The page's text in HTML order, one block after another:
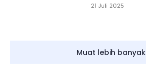
21 Juli 2025
Muat lebih banyak